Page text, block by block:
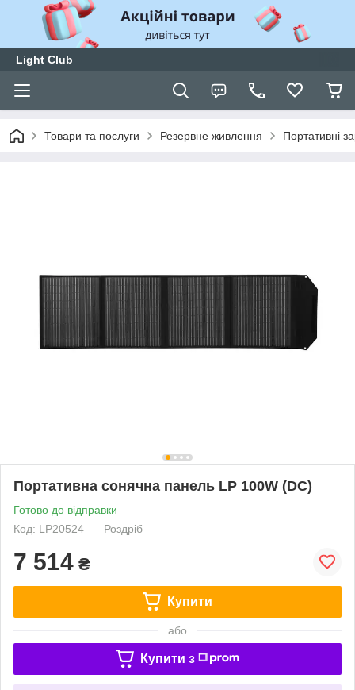
Light Club
Товари та послуги Резервне живлення Портативні
Портативна сонячна панель LP 100W (DC)
Готово до відправки
Код: LP20524
Роздріб
7 514 ₴
Купити
або
Купити з